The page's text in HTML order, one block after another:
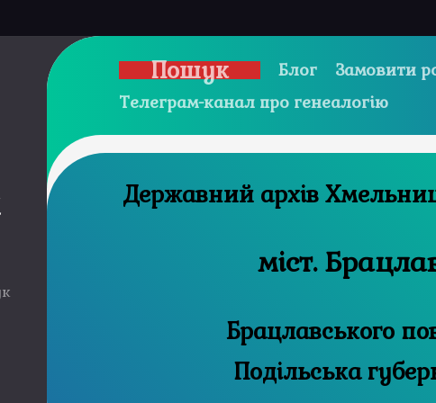
Пошук Блог
Замовити
Телеграм-канал про генеалогію
Державний
міст.
Брацлавського
Подільська